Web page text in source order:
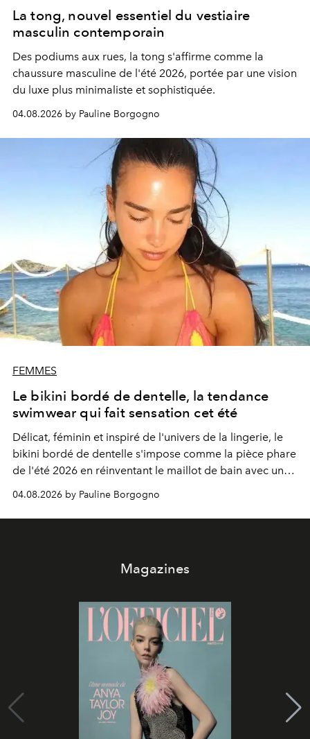
La tong, nouvel essentiel du vestiaire
masculin contemporain
Des podiums aux rues, la tong s'affirme comme la
chaussure masculine de l'été 2026, portée par une vision
du luxe plus minimaliste et sophistiquée.
04.08.2026 by Pauline Borgogno
FEMMES
Le bikini bordé de dentelle, la tendance
swimwear qui fait sensation cet été
Délicat, féminin et inspiré de l'univers de la lingerie, le
bikini bordé de dentelle s'impose comme la pièce phare
de l'été 2026 en réinventant le maillot de bain avec une
04.08.2026 by Pauline Borgogno
Magazines